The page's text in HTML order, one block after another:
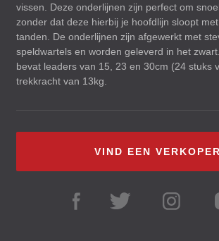
vissen. Deze onderlijnen zijn perfect om
zonder dat deze hierbij je hoofdlijn sloopt
tanden. De onderlijnen zijn afgewerkt met
speldwartels en worden geleverd in het
bevat leaders van 15, 23 en 30cm (24 stuks
trekkracht van 13kg.
VIND EEN VERKOPER